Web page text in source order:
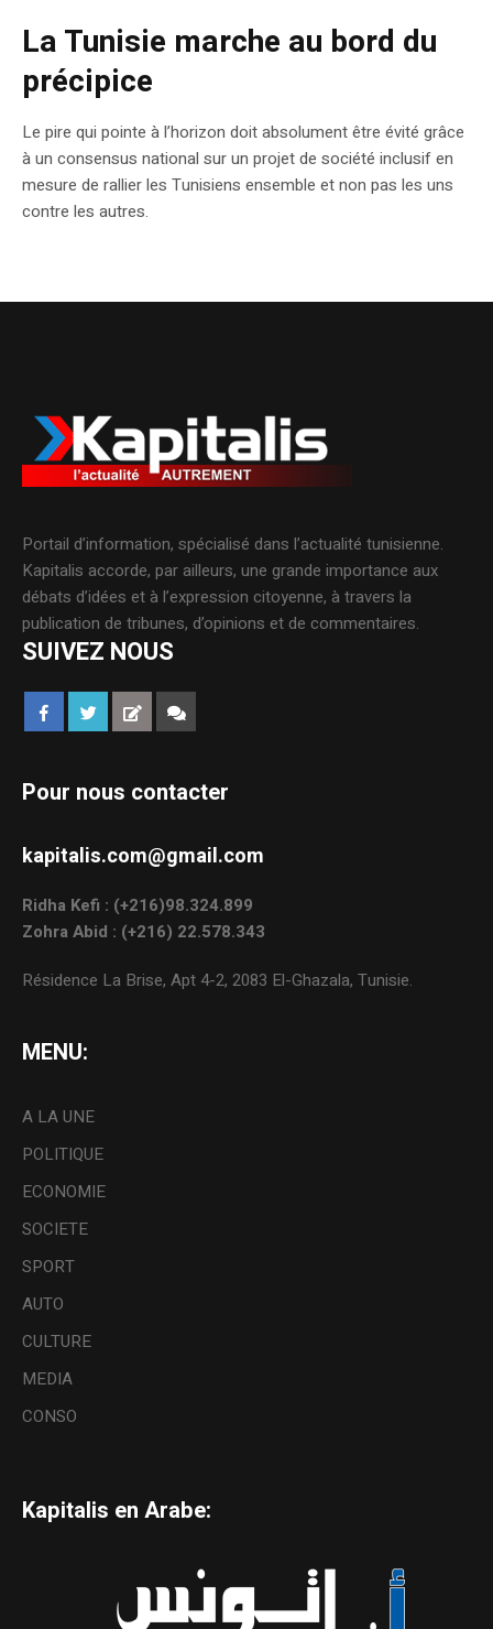
La Tunisie marche au bord du
précipice
Le pire qui pointe à l’horizon doit absolument être évité grâce
à un consensus national sur un projet de société inclusif en
mesure de rallier les Tunisiens ensemble et non pas les uns
contre les autres.
Portail d’information, spécialisé dans l’actualité tunisienne.
Kapitalis accorde, par ailleurs, une grande importance aux
débats d’idées et à l’expression citoyenne, à travers la
publication de tribunes, d’opinions et de commentaires.
SUIVEZ NOUS
Pour nous contacter
kapitalis.com@gmail.com
Ridha Kefi : (+216)98.324.899
Zohra Abid : (+216) 22.578.343
Résidence La Brise, Apt 4-2, 2083 El-Ghazala, Tunisie.
MENU:
A LA UNE
POLITIQUE
ECONOMIE
SOCIETE
SPORT
AUTO
CULTURE
MEDIA
CONSO
Kapitalis en Arabe: